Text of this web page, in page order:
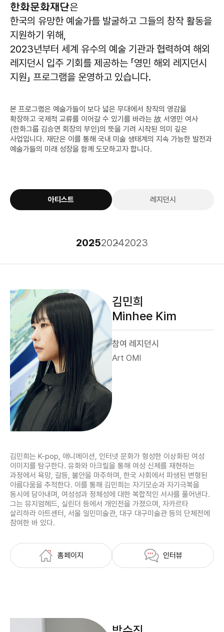
한화문화재단은
한국의 유망한 예술가를 발굴하고 그들의 창작 활동을
지원하기 위해,
2023년부터 세계 유수의 예술 기관과 협력하여 해외
레지던시 입주 기회를 제공하는 「영민 해외 레지던시
지원」 프로그램을 운영하고 있습니다.
본 프로그램은 예술가들이 보다 넓은 무대에서 창작의 영감을
확장하고 국제적 교류를 이어갈 수 있기를 바라는 故 서영민 여사
(한화그룹 김승연 회장의 부인)의 뜻을 기려 시작된 의미 깊은
사업입니다. 재단은 이를 통해 국내 미술 생태계의 지속 가능한 발전과
예술가들의 미래 성장을 함께 도모하고자 합니다.
아티스트 레지던시
202520242023
김민희
Minhee Kim
참여 레지던시
Art OMI
김민희는 K-pop, 애니메이션, 인터넷 문화가 형성한 이상화된 여성
이미지를 탐구한다. 유화와 아크릴을 통해 여성 신체를 재현하는
과정에서 욕망, 갈등, 불안을 마주하며, 한국 사회에서 파생된 변형된
아름다움을 추적한다. 이를 통해 김민희는 자기모순과 자기극복을
동시에 담아내며, 여성성과 정체성에 대한 복합적인 서사를 풀어낸다.
그는 뮤지엄헤드, 실린더 등에서 개인전을 가졌으며, 자카르타
살리하라 아트센터, 서울 일민미술관, 대구 대구미술관 등의 단체전에
참여한 바 있다.
홈페이지 인터뷰